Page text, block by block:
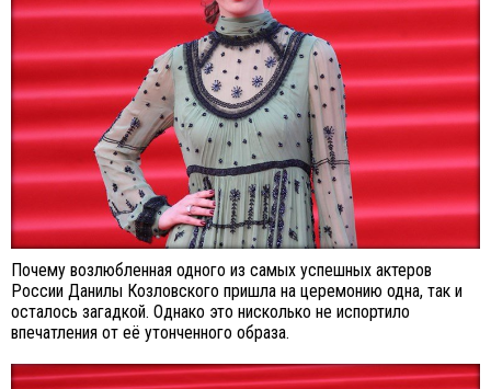
Почему возлюбленная одного из самых успешных актеров
России Данилы Козловского пришла на церемонию одна, так и
осталось загадкой. Однако это нисколько не испортило
впечатления от её утонченного образа.